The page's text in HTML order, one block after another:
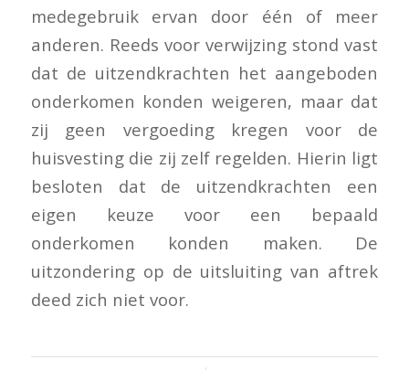
medegebruik ervan door één of meer
anderen. Reeds voor verwijzing stond vast
dat de uitzendkrachten het aangeboden
onderkomen konden weigeren, maar dat
zij geen vergoeding kregen voor de
huisvesting die zij zelf regelden. Hierin ligt
besloten dat de uitzendkrachten een
eigen keuze voor een bepaald
onderkomen konden maken. De
uitzondering op de uitsluiting van aftrek
deed zich niet voor.